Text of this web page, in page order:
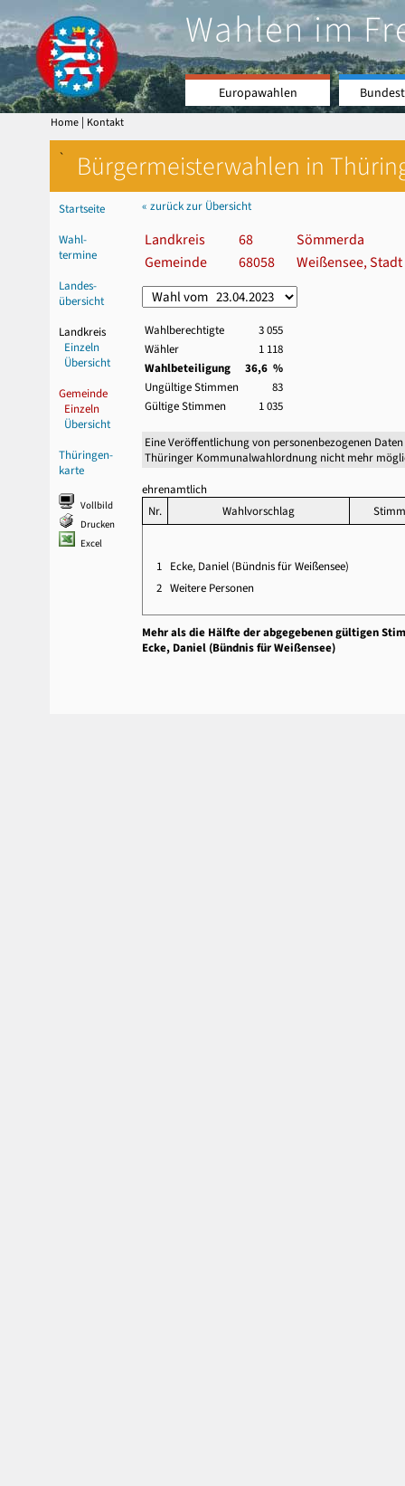
Wahlen im
Europawahlen
Home | Kontakt
` Bürgermeisterwahlen in
Startseite
Wahl-
termine
Landes-
übersicht
Landkreis
Einzeln
Übersicht
Gemeinde
Einzeln
Übersicht
Thüringen-
karte
Vollbild
Drucken
Excel
« zurück zur Übersicht
Landkreis 68
Sömmerda
Gemeinde
68058 Weißensee, Stadt
Wahlberechtigte
3 055
Wähler
1 118
Wahlbeteiligung
36,6 %
Ungültige Stimmen
83
Gültige Stimmen
1 035
Eine Veröffentlichung von personenbezogenen
Thüringer Kommunalwahlordnung nicht mehr
ehrenamtlich
Nr.
Wahlvorschlag
1 Ecke, Daniel (Bündnis für Weißensee)
2 Weitere Personen
Mehr als die Hälfte der abgegebenen gültigen
Ecke, Daniel (Bündnis für Weißensee)